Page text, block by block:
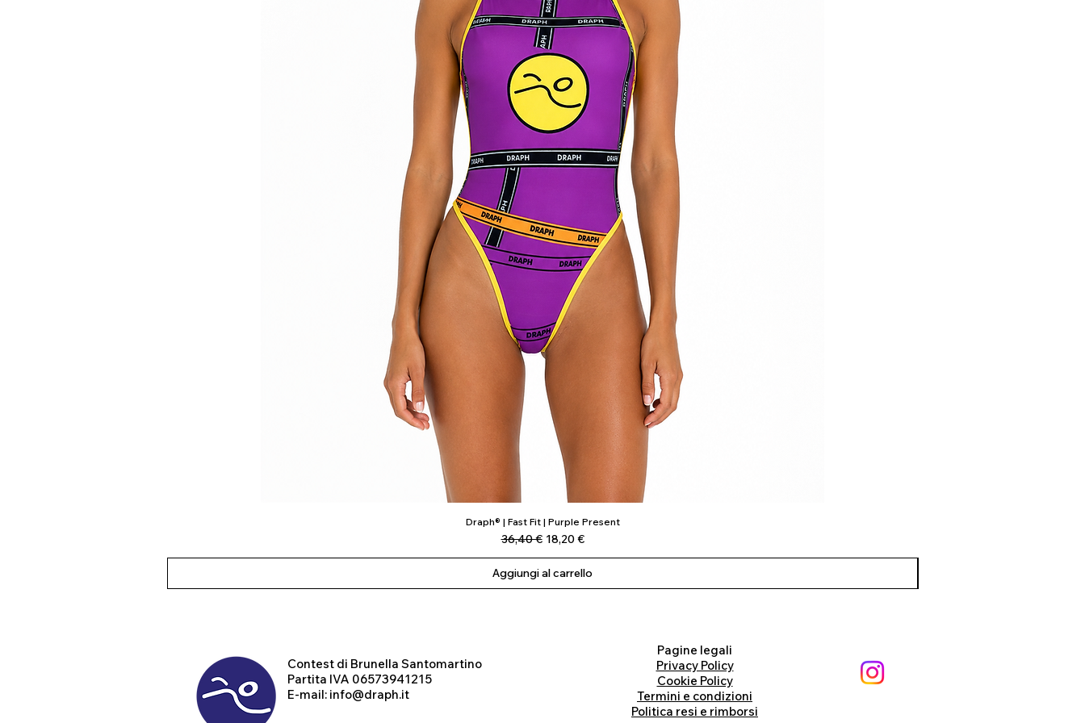
Vista rapida
Draph® | Fast Fit | Purple Present
Prezzo regolare
36,40 € Prezzo scontato
18,20 €
Aggiungi al carrello
Contest di Brunella Santomartino
Partita IVA 06573941215
E-mail: info@draph.it
Pagine legali
Privacy Policy
Cookie Policy
Termini e condizioni
Politica resi e rimborsi